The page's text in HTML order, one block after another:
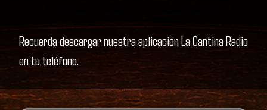
Recuerda descargar nuestra aplicación La Cantina Radio
en tu teléfono.